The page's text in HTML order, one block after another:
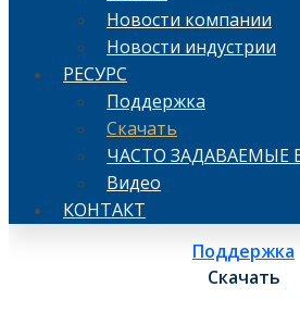
Новости компании
Новости индустрии
РЕСУРС
Поддержка
Скачать
ЧАСТО ЗАДАВАЕМЫЕ
Видео
КОНТАКТ
Поддержка
Скачать